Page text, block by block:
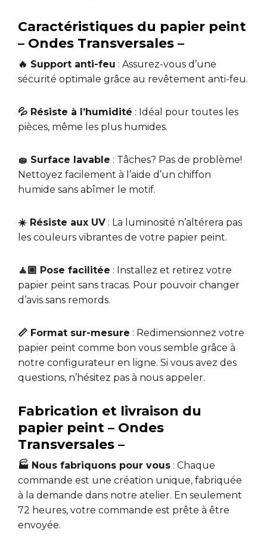
Caractéristiques du papier peint
– Ondes Transversales –
🔥 Support anti-feu : Assurez-vous d’une
sécurité optimale grâce au revêtement anti-feu.
💦 Résiste à l’humidité : Idéal pour toutes les
pièces, même les plus humides.
🧽 Surface lavable : Tâches? Pas de problème!
Nettoyez facilement à l’aide d’un chiffon
humide sans abîmer le motif.
☀️ Résiste aux UV : La luminosité n’altérera pas
les couleurs vibrantes de votre papier peint.
🧘🏼 Pose facilitée : Installez et retirez votre
papier peint sans tracas. Pour pouvoir changer
d’avis sans remords.
📏 Format sur-mesure : Redimensionnez votre
papier peint comme bon vous semble grâce à
notre configurateur en ligne. Si vous avez des
questions, n’hésitez pas à nous appeler.
Fabrication et livraison du
papier peint – Ondes
Transversales –
🏭 Nous fabriquons pour vous : Chaque
commande est une création unique, fabriquée
à la demande dans notre atelier. En seulement
72 heures, votre commande est prête à être
envoyée.